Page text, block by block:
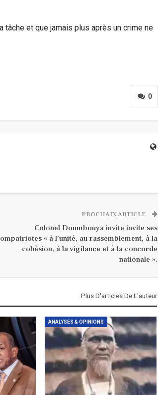
et que jamais plus après un crime ne
0
PROCHAIN ARTICLE
Colonel Doumbouya invite invite ses
« à l’unité, au rassemblement, à la
cohésion, à la vigilance et à la concorde
nationale ».
Plus D'articles De L'auteur
ANALYSES & OPINIONS